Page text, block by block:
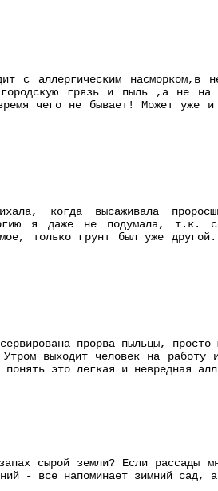
с аллергическим
грязь и пыль ,а не на
чего не бывает! Может уже
когда высаживала
я даже не подумала, т.к.
только грунт был уже
прорва пыльцы,
выходит человек на
это легкая и невредная
сырой земли? Если рассады
- все напоминает зимний сад,